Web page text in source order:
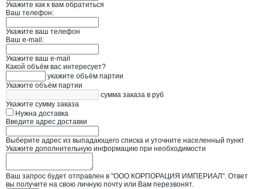
Укажите как к вам обратиться
Ваш телефон:
Укажите ваш телефон
Ваш e-mail:
Укажите ваш e-mail
Какой объём вас интересует?
укажите объём партии
Укажите объём партии
сумма заказа в руб
Укажите сумму заказа
Нужна доставка
Введите адрес доставки
Выберите адрес из выпадающего списка и уточните населенный пункт
Укажите дополнительную информацию при необходимости
Ваш запрос будет отправлен в "ООО КОРПОРАЦИЯ ИМПЕРИАЛ". Ответ
вы получите на свою личную почту или Вам перезвонят.